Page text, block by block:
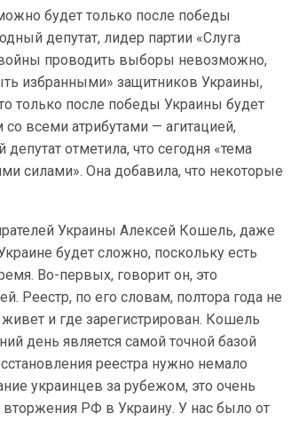
будет только после победы
депутат, лидер партии «Слуга
проводить выборы невозможно,
избранными» защитников Украины,
только после победы Украины будет
всеми атрибутами — агитацией,
отметила, что сегодня «тема
силами». Она добавила, что некоторые
Украины Алексей Кошель, даже
будет сложно, поскольку есть
Во-первых, говорит он, это
Реестр, по его словам, полтора года не
и где зарегистрирован. Кошель
день является самой точной базой
реестра нужно немало
украинцев за рубежом, это очень
РФ в Украину. У нас было от